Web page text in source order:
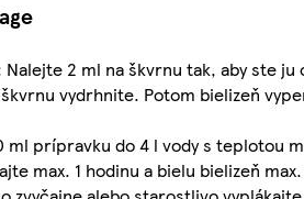
2 ml na škvrnu tak, aby ste ju
vydrhnite. Potom bielizeň
ml prípravku do 4 l vody s teplotou
max. 1 hodinu a bielu bielizeň